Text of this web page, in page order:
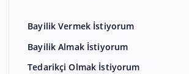
Bayilik Vermek İstiyorum
Bayilik Almak İstiyorum
Tedarikçi Olmak İstiyorum